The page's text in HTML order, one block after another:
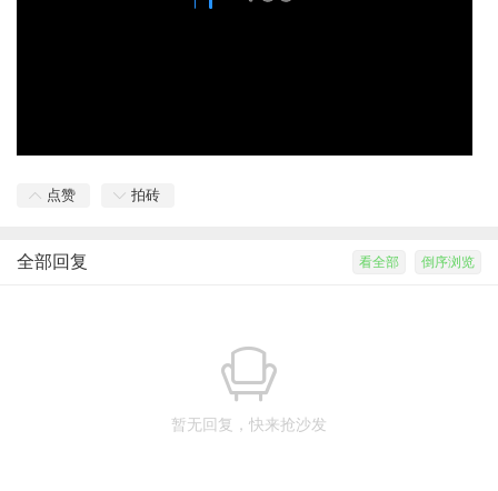
点赞 拍砖
倒序浏览
看全部
全部回复
暂无回复，快来抢沙发